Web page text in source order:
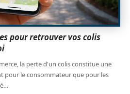
pour retrouver vos colis
la perte d'un colis constitue une
pour le consommateur que pour les
…